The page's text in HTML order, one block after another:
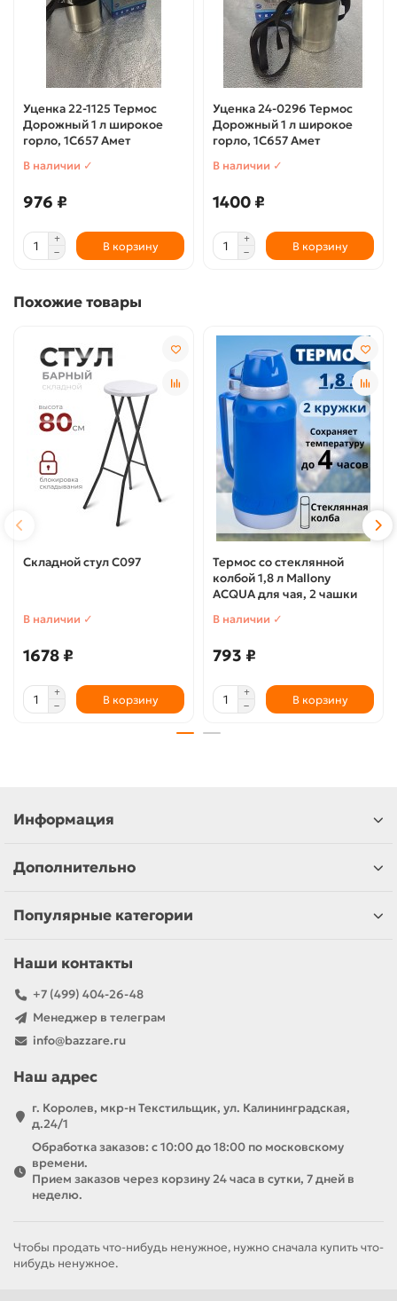
Уценка 22-1125 Термос
Дорожный 1 л широкое
горло, 1С657 Амет
В наличии ✓
976 ₽
В корзину
Уценка 24-0296 Термос
Дорожный 1 л широкое
горло, 1С657 Амет
В наличии ✓
1400 ₽
В корзину
Похожие товары
Складной стул C097
В наличии ✓
1678 ₽
В корзину
Термос со стеклянной
колбой 1,8 л Mallony
ACQUA для чая, 2 чашки
В наличии ✓
793 ₽
В корзину
Информация
Дополнительно
Популярные категории
Наши контакты
+7 (499) 404-26-48
Менеджер в телеграм
info@bazzare.ru
Наш адрес
г. Королев, мкр-н Текстильщик, ул. Калининградская,
д.24/1
Обработка заказов: с 10:00 до 18:00 по московскому
времени.
Прием заказов через корзину 24 часа в сутки, 7 дней в
неделю.
Чтобы продать что-нибудь ненужное, нужно сначала купить что-
нибудь ненужное.